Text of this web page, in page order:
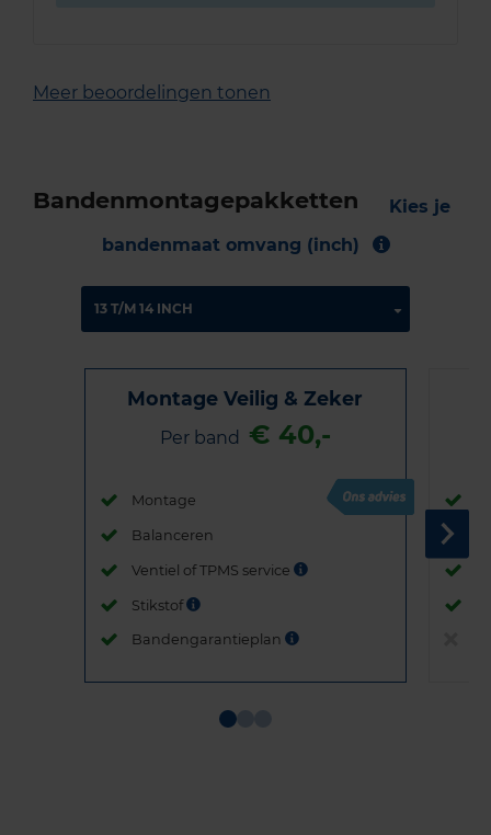
Meer beoordelingen tonen
Bandenmontagepakketten
Kies je
bandenmaat omvang (inch)
Montage Veilig & Zeker
Per band € 40,-
Montage
Balanceren
Ventiel of TPMS service
Stikstof
Bandengarantieplan